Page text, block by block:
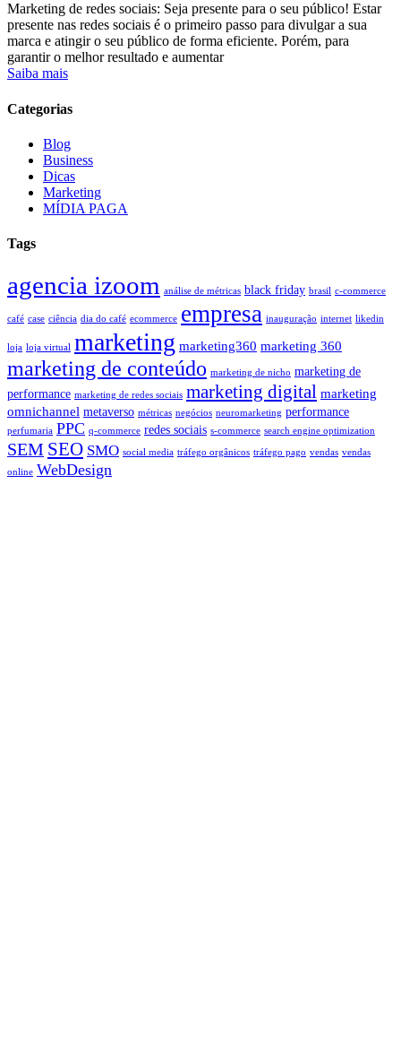
Marketing de redes sociais: Seja presente para o seu público! Estar
presente nas redes sociais é o primeiro passo para divulgar a sua
marca e atingir o seu público de forma eficiente. Porém, para
garantir o melhor resultado e aumentar
Saiba mais
Categorias
Blog
Business
Dicas
Marketing
MÍDIA PAGA
Tags
agencia izoom análise de métricas black friday brasil c-commerce
café case ciência dia do café ecommerce empresa inauguração internet likedin
loja loja virtual marketing marketing360 marketing 360
marketing de conteúdo marketing de nicho marketing de
performance marketing de redes sociais marketing digital marketing
omnichannel metaverso métricas negócios neuromarketing performance
perfumaria PPC q-commerce redes sociais s-commerce search engine optimization
SEM SEO SMO social media tráfego orgânicos tráfego pago vendas vendas
online WebDesign